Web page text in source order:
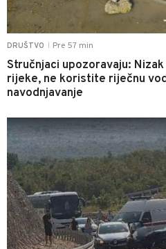
DRUŠTVO Pre 57 min
Stručnjaci upozoravaju:
rijeke, ne koristite riječnu
navodnjavanje